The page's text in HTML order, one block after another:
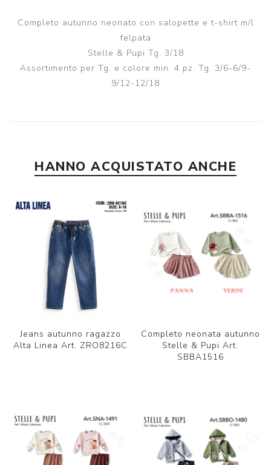
Completo autunno neonato con salopette e t-shirt m/l
felpata
Stelle & Pupi Tg. 3/18
Assortimento per Tg. e colore min. 4 pz. Tg. 3/6-6/9-
9/12-12/18
HANNO ACQUISTATO ANCHE
Jeans autunno ragazzo
Alta Linea Art. ZRO8216C
Completo neonata autunno
Stelle & Pupi Art.
SBBA1516